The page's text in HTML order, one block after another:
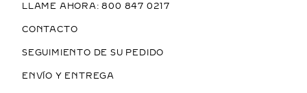
LLAME AHORA: 800 847 0217
CONTACTO
SEGUIMIENTO DE SU PEDIDO
ENVÍO Y ENTREGA